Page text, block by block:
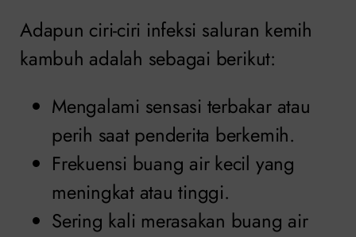
Adapun ciri-ciri infeksi saluran kemih
kambuh adalah sebagai berikut:
Mengalami sensasi terbakar atau
perih saat penderita berkemih.
Frekuensi buang air kecil yang
meningkat atau tinggi.
Sering kali merasakan buang air